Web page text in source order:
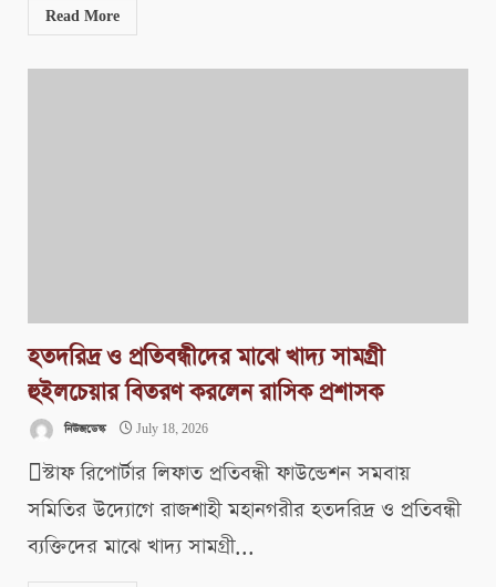
Read More
হতদরিদ্র ও প্রতিবন্ধীদের মাঝে খাদ্য সামগ্রী
হুইলচেয়ার বিতরণ করলেন রাসিক প্রশাসক
নিউজডেস্ক July 18, 2026
স্টাফ রিপোর্টার লিফাত প্রতিবন্ধী ফাউন্ডেশন সমবায়
সমিতির উদ্যোগে রাজশাহী মহানগরীর হতদরিদ্র ও প্রতিবন্ধী
ব্যক্তিদের মাঝে খাদ্য সামগ্রী...